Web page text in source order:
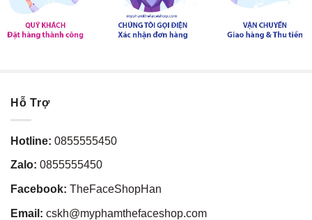
Hỗ Trợ
Hotline: 0855555450
Zalo: 0855555450
Facebook: TheFaceShopHan
Email: cskh@myphamthefaceshop.com